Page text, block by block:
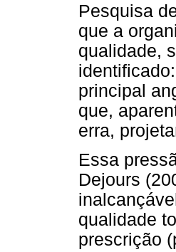
Pesquisa
que a
qualidade,
principal
que,
erra,
Essa
Dejours
qualidade
prescrição